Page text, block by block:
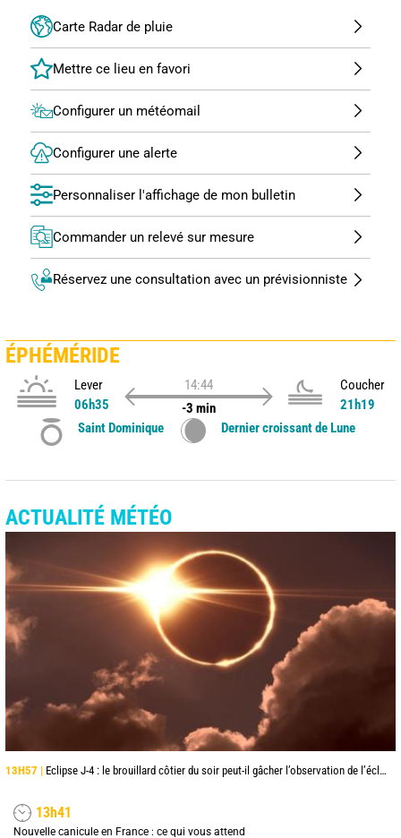
Carte Radar de pluie
Configurer un météomail
Configurer une alerte
Personnaliser l'affichage de mon bulletin
Commander un relevé sur mesure
Réservez une consultation avec un prévisionniste
ÉPHÉMÉRIDE
Lever
06h35
14:44
-3 min
Coucher
21h19
Saint Dominique
Dernier croissant de Lune
ACTUALITÉ MÉTÉO
13H57 | Eclipse J-4 : le brouillard côtier du soir peut-il gâcher l’observation de l’éclipse à la plage ?
13h41
Nouvelle canicule en France : ce qui vous attend